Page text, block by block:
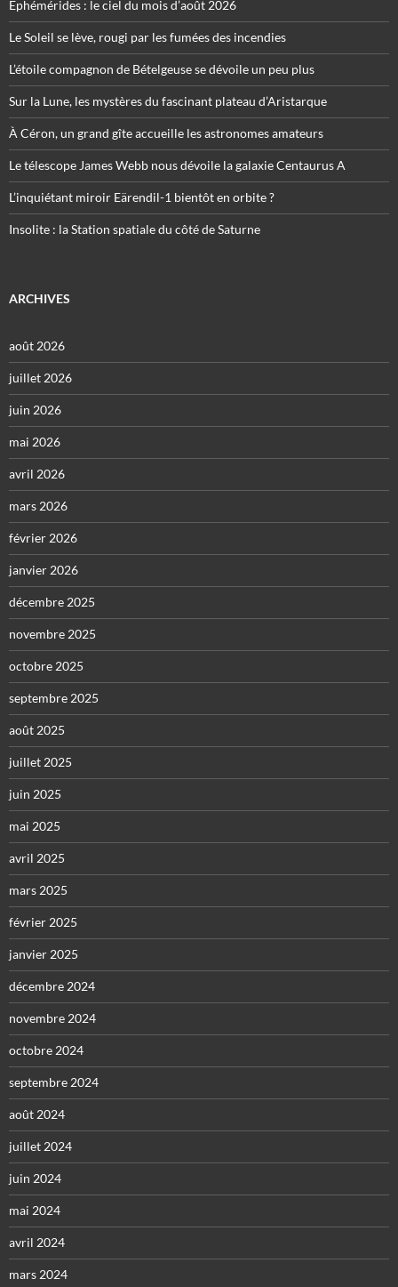
Éphémérides : le ciel du mois d’août 2026
Le Soleil se lève, rougi par les fumées des incendies
L’étoile compagnon de Bételgeuse se dévoile un peu plus
Sur la Lune, les mystères du fascinant plateau d’Aristarque
À Céron, un grand gîte accueille les astronomes amateurs
Le télescope James Webb nous dévoile la galaxie Centaurus A
L’inquiétant miroir Eärendil-1 bientôt en orbite ?
Insolite : la Station spatiale du côté de Saturne
ARCHIVES
août 2026
juillet 2026
juin 2026
mai 2026
avril 2026
mars 2026
février 2026
janvier 2026
décembre 2025
novembre 2025
octobre 2025
septembre 2025
août 2025
juillet 2025
juin 2025
mai 2025
avril 2025
mars 2025
février 2025
janvier 2025
décembre 2024
novembre 2024
octobre 2024
septembre 2024
août 2024
juillet 2024
juin 2024
mai 2024
avril 2024
mars 2024